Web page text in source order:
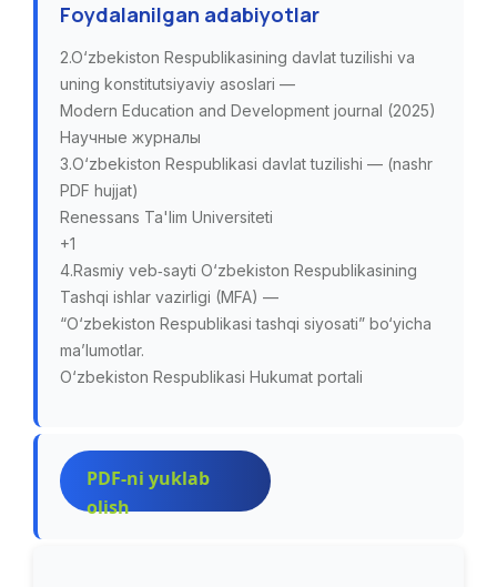
Foydalanilgan adabiyotlar
2.O‘zbekiston Respublikasining davlat tuzilishi va
uning konstitutsiyaviy asoslari —
Modern Education and Development journal (2025)
Научные журналы
3.O‘zbekiston Respublikasi davlat tuzilishi — (nashr
PDF hujjat)
Renessans Ta'lim Universiteti
+1
4.Rasmiy veb‑sayti O‘zbekiston Respublikasining
Tashqi ishlar vazirligi (MFA) —
“O‘zbekiston Respublikasi tashqi siyosati” bo‘yicha
ma’lumotlar.
O‘zbekiston Respublikasi Hukumat portali
PDF-ni yuklab
olish